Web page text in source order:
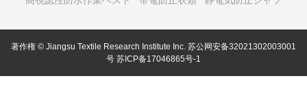
著作権 © Jiangsu Textile Research Institute Inc. 苏公网安备32021302003001
号 苏ICP备17046865号-1